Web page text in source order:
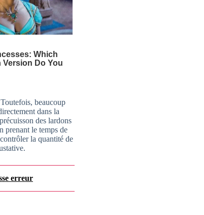
beaucoup
dans la
des lardons
prenant le temps de
la quantité de
erreur